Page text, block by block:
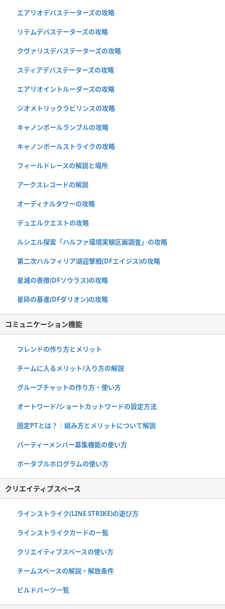
エアリオデバステーターズの攻略
リテムデバステーターズの攻略
クヴァリスデバステーターズの攻略
スティアデバステーターズの攻略
エアリオイントルーダーズの攻略
ジオメトリックラビリンスの攻略
キャノンボールランブルの攻略
キャノンボールストライクの攻略
フィールドレースの解説と場所
アークスレコードの解説
オーディナルタワーの攻略
デュエルクエストの攻略
ルシエル探索「ハルファ環境実験区画調査」の攻略
第二次ハルフィリア湖迎撃戦(DFエイジス)の攻略
星滅の表徴(DFソウラス)の攻略
星砕の暴進(DFダリオン)の攻略
コミュニケーション機能
フレンドの作り方とメリット
チームに入るメリット/入り方の解説
グループチャットの作り方・使い方
オートワード/ショートカットワードの設定方法
固定PTとは？｜組み方とメリットについて解説
パーティーメンバー募集機能の使い方
ポータブルホログラムの使い方
クリエイティブスペース
ラインストライク(LINE STRIKE)の遊び方
ラインストライクカードの一覧
クリエイティブスペースの使い方
チームスペースの解説・解放条件
ビルドパーツ一覧